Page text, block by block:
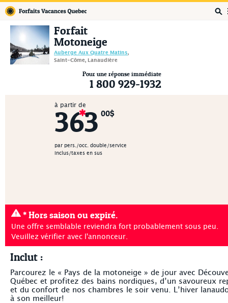
Forfait
Motoneige
Auberge Aux Quatre Matins,
Saint-Côme, Lanaudière
Pour une réponse immédiate
1 800 929-1932
à partir de
363 00$
par pers./occ. double/service
inclus/taxes en sus
* Hors saison ou expiré.
Une offre semblable reviendra fort probablement sous peu.
Veuillez vérifier avec l'annonceur.
Inclut :
Parcourez le « Pays de la motoneige » de jour avec
Québec et profitez des bains nordiques, d’un savoureux
et du confort de nos chambres le soir venu. L’hiver
à son meilleur!